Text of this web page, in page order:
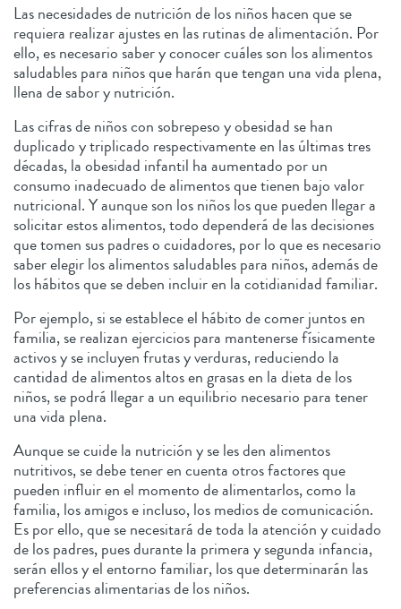
Las necesidades de nutrición de los niños hacen que se
requiera realizar ajustes en las rutinas de alimentación. Por
ello, es necesario saber y conocer cuáles son los alimentos
saludables para niños que harán que tengan una vida plena,
llena de sabor y nutrición.
Las cifras de niños con sobrepeso y obesidad se han
duplicado y triplicado respectivamente en las últimas tres
décadas, la obesidad infantil ha aumentado por un
consumo inadecuado de alimentos que tienen bajo valor
nutricional. Y aunque son los niños los que pueden llegar a
solicitar estos alimentos, todo dependerá de las decisiones
que tomen sus padres o cuidadores, por lo que es necesario
saber elegir los alimentos saludables para niños, además de
los hábitos que se deben incluir en la cotidianidad familiar.
Por ejemplo, si se establece el hábito de comer juntos en
familia, se realizan ejercicios para mantenerse físicamente
activos y se incluyen frutas y verduras, reduciendo la
cantidad de alimentos altos en grasas en la dieta de los
niños, se podrá llegar a un equilibrio necesario para tener
una vida plena.
Aunque se cuide la nutrición y se les den alimentos
nutritivos, se debe tener en cuenta otros factores que
pueden influir en el momento de alimentarlos, como la
familia, los amigos e incluso, los medios de comunicación.
Es por ello, que se necesitará de toda la atención y cuidado
de los padres, pues durante la primera y segunda infancia,
serán ellos y el entorno familiar, los que determinarán las
preferencias alimentarias de los niños.